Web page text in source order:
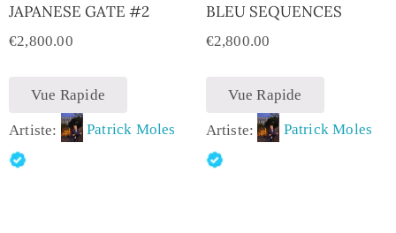
JAPANESE GATE #2
€2,800.00
Vue Rapide
Artiste: Patrick Moles
BLEU SEQUENCES
€2,800.00
Vue Rapide
Artiste: Patrick Moles